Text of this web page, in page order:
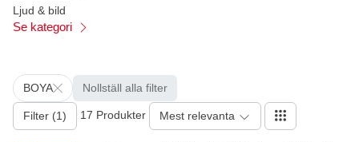
Ljud & bild
Se kategori
BOYA Nollställ alla filter
Filter (1) 17 Produkter Mest relevanta